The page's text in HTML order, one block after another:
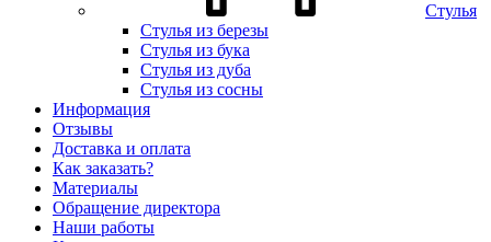
Стулья
Стулья из березы
Стулья из бука
Стулья из дуба
Стулья из сосны
Информация
Отзывы
Доставка и оплата
Как заказать?
Материалы
Обращение директора
Наши работы